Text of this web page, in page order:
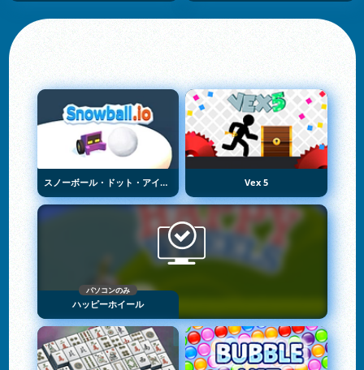
スノーボール・ドット・アイオー Vex 5
パソコンのみ
ハッピーホイール